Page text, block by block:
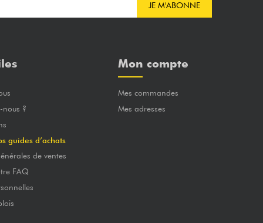
JE M'ABONNE
nous ?
guides d’achats
de ventes
FAQ
Mon compte
Mes commandes
Mes adresses